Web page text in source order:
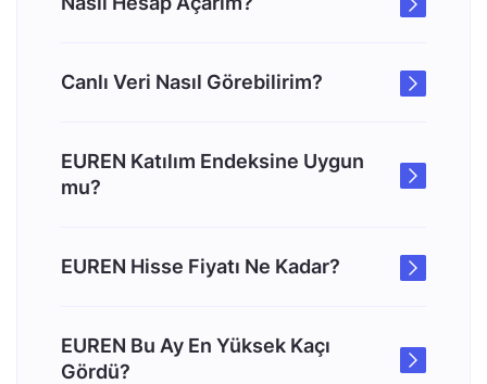
Canlı Veri Nasıl Görebilirim?
EUREN Katılım Endeksine Uygun
mu?
EUREN Hisse Fiyatı Ne Kadar?
EUREN Bu Ay En Yüksek Kaçı
Gördü?